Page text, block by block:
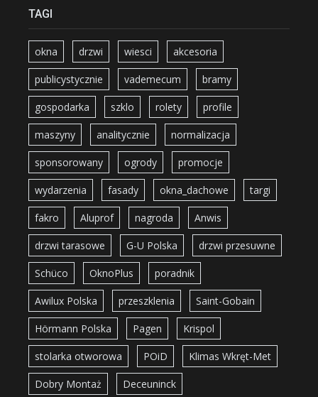
TAGI
okna drzwi wiesci akcesoria
publicystycznie vademecum bramy
gospodarka szklo rolety profile
maszyny analitycznie normalizacja
sponsorowany ogrody promocje
wydarzenia fasady okna_dachowe targi
fakro Aluprof nagroda Anwis
drzwi tarasowe G-U Polska drzwi przesuwne
Schüco OknoPlus poradnik
Awilux Polska przeszklenia Saint-Gobain
Hörmann Polska Pagen Krispol
stolarka otworowa POiD Klimas Wkręt-Met
Dobry Montaż Deceuninck